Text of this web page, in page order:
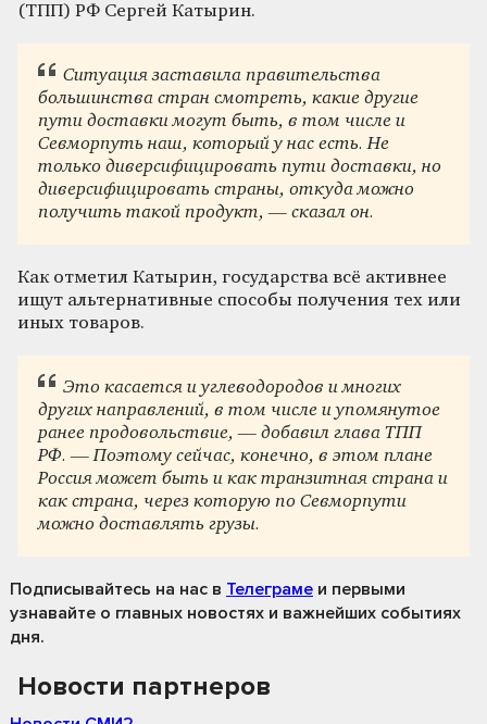
(ТПП) РФ Сергей Катырин.
Ситуация заставила правительства
большинства стран смотреть, какие другие
пути доставки могут быть, в том числе и
Севморпуть наш, который у нас есть. Не
только диверсифицировать пути доставки, но
диверсифицировать страны, откуда можно
получить такой продукт, — сказал он.
Как отметил Катырин, государства всё активнее
ищут альтернативные способы получения тех или
иных товаров.
Это касается и углеводородов и многих
других направлений, в том числе и упомянутое
ранее продовольствие, — добавил глава ТПП
РФ. — Поэтому сейчас, конечно, в этом плане
Россия может быть и как транзитная страна и
как страна, через которую по Севморпути
можно доставлять грузы.
Подписывайтесь на нас в Телеграме и первыми
узнавайте о главных новостях и важнейших событиях
дня.
Новости партнеров